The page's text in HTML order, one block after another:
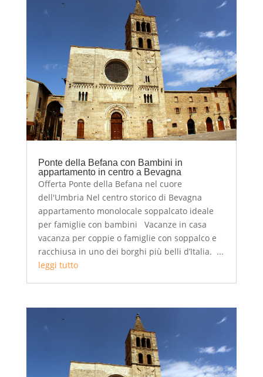
Ponte della Befana con Bambini in
appartamento in centro a Bevagna
Offerta Ponte della Befana nel cuore
dell'Umbria Nel centro storico di Bevagna
appartamento monolocale soppalcato ideale
per famiglie con bambini Vacanze in casa
vacanza per coppie o famiglie con soppalco e
racchiusa in uno dei borghi più belli d’Italia. ...
leggi tutto